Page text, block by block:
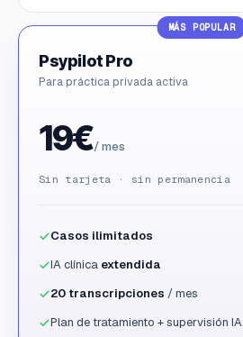
MÁS POPULAR
Psypilot Pro
Para práctica privada activa
19€/ mes
Sin tarjeta · sin permanencia
Casos ilimitados
IA clínica extendida
20 transcripciones / mes
Plan de tratamiento + supervisión IA